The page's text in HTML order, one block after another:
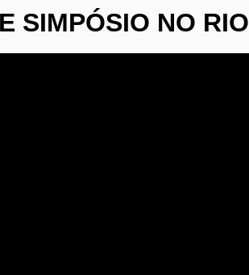
SIMPÓSIO NO